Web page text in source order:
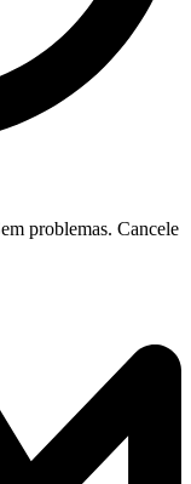
problemas. Cancele